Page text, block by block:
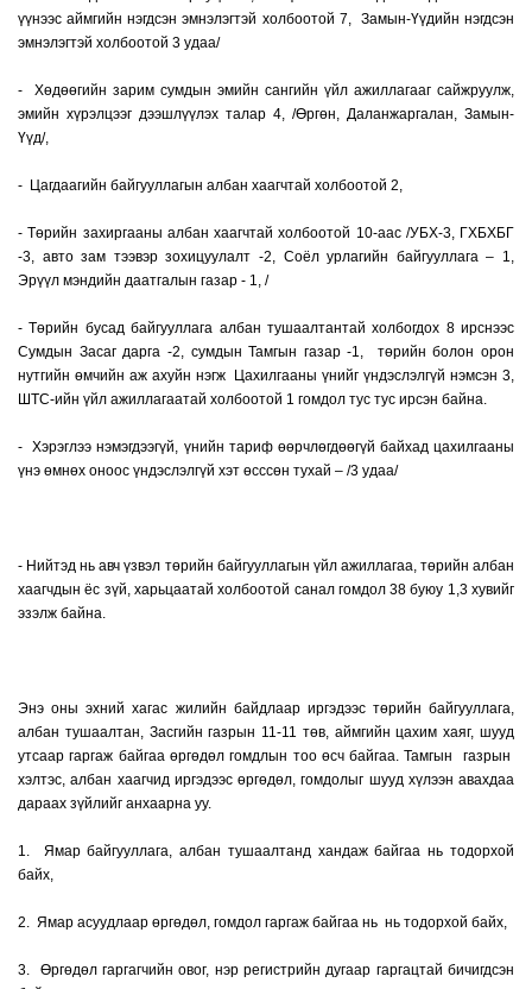
үүнээс аймгийн нэгдсэн эмнэлэгтэй холбоотой 7, Замын-Үүдийн нэгдсэн
эмнэлэгтэй холбоотой 3 удаа/
- Хөдөөгийн зарим сумдын эмийн сангийн үйл ажиллагааг сайжруулж,
эмийн хүрэлцээг дээшлүүлэх талар 4, /Өргөн, Даланжаргалан, Замын-
Үүд/,
- Цагдаагийн байгууллагын албан хаагчтай холбоотой 2,
- Төрийн захиргааны албан хаагчтай холбоотой 10-аас /УБХ-3, ГХБХБГ
-3, авто зам тээвэр зохицуулалт -2, Соёл урлагийн байгууллага – 1,
Эрүүл мэндийн даатгалын газар - 1, /
- Төрийн бусад байгууллага албан тушаалтантай холбогдох 8 ирснээс
Сумдын Засаг дарга -2, сумдын Тамгын газар -1, төрийн болон орон
нутгийн өмчийн аж ахуйн нэгж Цахилгааны үнийг үндэслэлгүй нэмсэн 3,
ШТС-ийн үйл ажиллагаатай холбоотой 1 гомдол тус тус ирсэн байна.
- Хэрэглээ нэмэгдээгүй, үнийн тариф өөрчлөгдөөгүй байхад цахилгааны
үнэ өмнөх оноос үндэслэлгүй хэт өсссөн тухай – /3 удаа/
- Нийтэд нь авч үзвэл төрийн байгууллагын үйл ажиллагаа, төрийн албан
хаагчдын ёс зүй, харьцаатай холбоотой санал гомдол 38 буюу 1,3 хувийг
эзэлж байна.
Энэ оны эхний хагас жилийн байдлаар иргэдээс төрийн байгууллага,
албан тушаалтан, Засгийн газрын 11-11 төв, аймгийн цахим хаяг, шууд
утсаар гаргаж байгаа өргөдөл гомдлын тоо өсч байгаа. Тамгын газрын
хэлтэс, албан хаагчид иргэдээс өргөдөл, гомдолыг шууд хүлээн авахдаа
дараах зүйлийг анхаарна уу.
1. Ямар байгууллага, албан тушаалтанд хандаж байгаа нь тодорхой
байх,
2. Ямар асуудлаар өргөдөл, гомдол гаргаж байгаа нь нь тодорхой байх,
3. Өргөдөл гаргагчийн овог, нэр регистрийн дугаар гаргацтай бичигдсэн